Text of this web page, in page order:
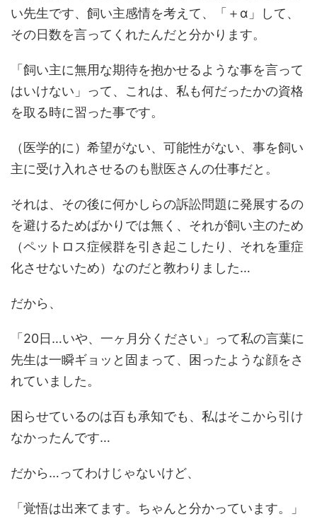
い先生です、飼い主感情を考えて、「＋α」して、
その日数を言ってくれたんだと分かります。
「飼い主に無用な期待を抱かせるような事を言って
はいけない」って、これは、私も何だったかの資格
を取る時に習った事です。
（医学的に）希望がない、可能性がない、事を飼い
主に受け入れさせるのも獣医さんの仕事だと。
それは、その後に何かしらの訴訟問題に発展するの
を避けるためばかりでは無く、それが飼い主のため
（ペットロス症候群を引き起こしたり、それを重症
化させないため）なのだと教わりました…
だから、
「20日…いや、一ヶ月分ください」って私の言葉に
先生は一瞬ギョッと固まって、困ったような顔をさ
れていました。
困らせているのは百も承知でも、私はそこから引け
なかったんです…
だから…ってわけじゃないけど、
「覚悟は出来てます。ちゃんと分かっています。」